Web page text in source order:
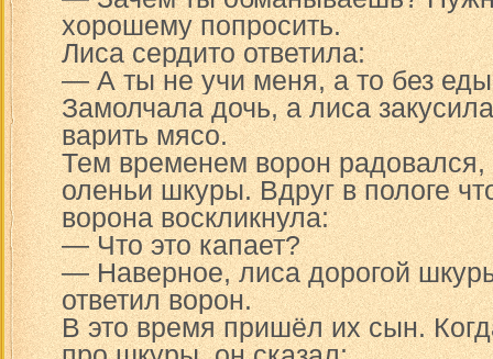
хорошему попросить.
Лиса сердито ответила:
— А ты не учи меня, а то без
Замолчала дочь, а лиса
варить мясо.
Тем временем ворон радовался,
оленьи шкуры. Вдруг в пологе
ворона воскликнула:
— Что это капает?
— Наверное, лиса дорогой
ответил ворон.
В это время пришёл их сын.